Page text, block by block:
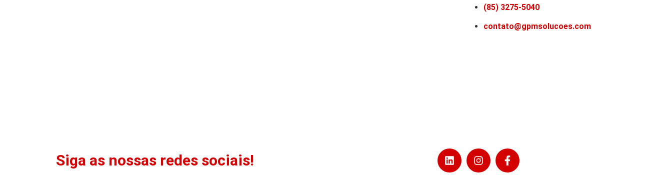
(85) 3275-5040
contato@gpmsolucoes.com
Siga as nossas redes sociais!